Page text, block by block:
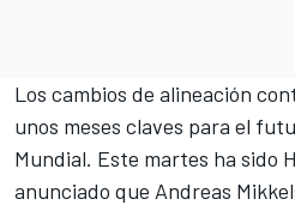
Los cambios de alineación
unos meses claves para el
Mundial. Este martes ha sido
anunciado que Andreas